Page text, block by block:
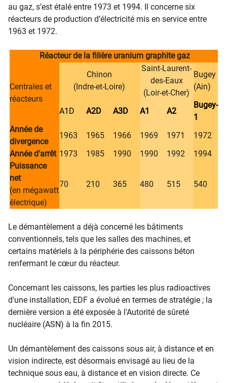
au gaz, s’est étalé entre 1973 et 1994. Il concerne six
réacteurs de production d’électricité mis en service entre
1963 et 1972.
Réacteur de la filière uranium graphite gaz
Centrales et
réacteurs
Chinon
(Indre-et-Loire)
Saint-Laurent-
des-Eaux
(Loir-et-Cher)
Bugey
(Ain)
A1D A2D A3D A1 A2
Bugey-
1
Année de
divergence
1963​ ​1965 ​1966 ​1969 ​1971
​1972
Année d'arrêt ​1973 ​1985 ​1990 ​1990 ​1992
​1994
Puissance
net
(en mégawatt
électrique)
70​ ​210 ​365 ​480 ​515 ​540
Le démantèlement a déjà concerné les bâtiments
conventionnels, tels que les salles des machines, et
certains matériels à la périphérie des caissons béton
renfermant le cœur du réacteur.
Concernant les caissons, les parties les plus radioactives
d'une installation, EDF a évolué en termes de stratégie ; la
dernière version a été exposée à l'Autorité de sûreté
nucléaire (ASN) à la fin 2015.
Un démantèlement des caissons sous air, à distance et en
vision indirecte, est désormais envisagé au lieu de la
technique sous eau, à distance et en vision directe. Ce